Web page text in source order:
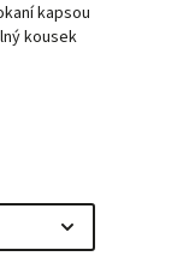
kapsou
kousek